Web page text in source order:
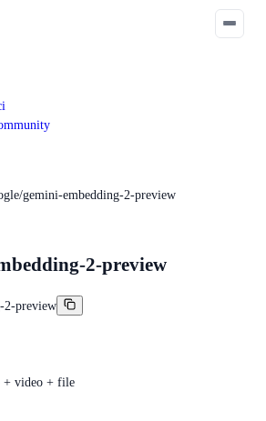
gemini-embedding-2-preview
2-preview
2-preview
+ video + file